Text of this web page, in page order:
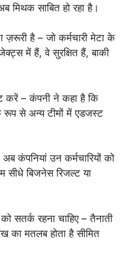
मिथक साबित हो रहा है।
ज़रूरी है – जो कर्मचारी मेटा के
में हैं, वे सुरक्षित हैं, बाकी
करें – कंपनी ने कहा है कि
रूप से अन्य टीमों में एडजस्ट
कंपनियां उन कर्मचारियों को
सीधे बिजनेस रिजल्ट या
सतर्क रहना चाहिए – तैनाती
का मतलब होता है सीमित